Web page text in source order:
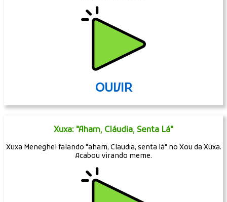
OUVIR
Xuxa: "Aham, Cláudia, Senta Lá"
Xuxa Meneghel falando "aham, Claudia, senta lá" no Xou da Xuxa.
Acabou virando meme.